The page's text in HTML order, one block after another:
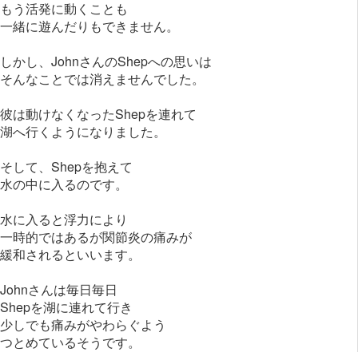
もう活発に動くことも
一緒に遊んだりもできません。
しかし、JohnさんのShepへの思いは
そんなことでは消えませんでした。
彼は動けなくなったShepを連れて
湖へ行くようになりました。
そして、Shepを抱えて
水の中に入るのです。
水に入ると浮力により
一時的ではあるが関節炎の痛みが
緩和されるといいます。
Johnさんは毎日毎日
Shepを湖に連れて行き
少しでも痛みがやわらぐよう
つとめているそうです。